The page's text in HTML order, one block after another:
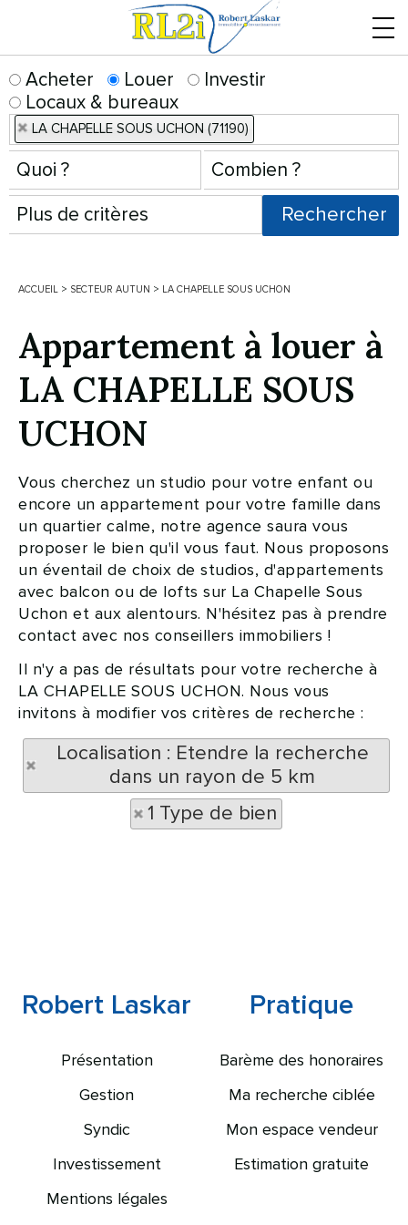
Acheter Louer
Investir
Locaux & bureaux
LA CHAPELLE SOUS UCHON (71190)
ACCUEIL > SECTEUR AUTUN > LA CHAPELLE SOUS UCHON
Appartement à louer à
LA CHAPELLE SOUS
UCHON
Vous cherchez un studio pour votre enfant ou
encore un appartement pour votre famille dans
un quartier calme, notre agence saura vous
proposer le bien qu'il vous faut. Nous proposons
un éventail de choix de studios, d'appartements
avec balcon ou de lofts sur La Chapelle Sous
Uchon et aux alentours. N'hésitez pas à prendre
contact avec nos conseillers immobiliers !
Il n'y a pas de résultats pour votre recherche à
LA CHAPELLE SOUS UCHON. Nous vous
invitons à modifier vos critères de recherche :
Localisation : Etendre la recherche
dans un rayon de 5 km
1 Type de bien
Robert Laskar
Présentation
Gestion
Syndic
Investissement
Mentions légales
Pratique
Barème des honoraires
Ma recherche ciblée
Mon espace vendeur
Estimation gratuite